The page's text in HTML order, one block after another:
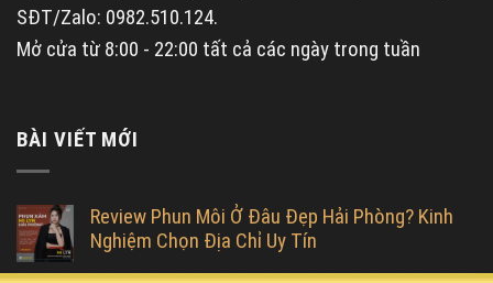
SĐT/Zalo: 0982.510.124.
Mở cửa từ 8:00 - 22:00 tất cả các ngày trong tuần
BÀI VIẾT MỚI
Review Phun Môi Ở Đâu Đẹp Hải Phòng? Kinh
Nghiệm Chọn Địa Chỉ Uy Tín